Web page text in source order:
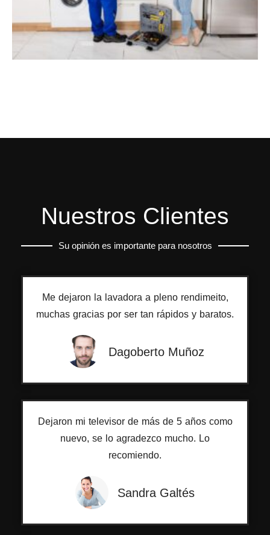
Nuestros Clientes
Su opinión es importante para nosotros
Me dejaron la lavadora a pleno rendimeito,
muchas gracias por ser tan rápidos y baratos.
Dagoberto Muñoz
Dejaron mi televisor de más de 5 años como
nuevo, se lo agradezco mucho. Lo
recomiendo.
Sandra Galtés